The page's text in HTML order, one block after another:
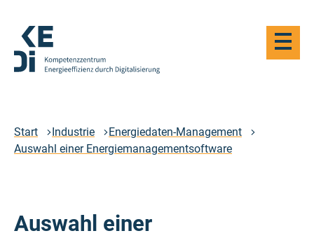
Hauptinhalt
springen
durch
Digitalisierung
Haupt-
öffnen
Start Industrie
Energiedaten-Management
Auswahl einer Energiemanagementsoftware
Auswahl einer